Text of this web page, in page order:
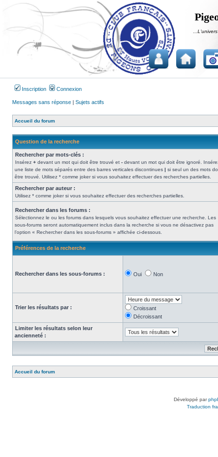
Inscription Connexion
Messages sans réponse | Sujets actifs
Accueil du forum
Question de la recherche
Rechercher par mots-clés :
Insérez + devant un mot qui doit être trouvé et - devant un mot qui doit être ignoré.
une liste de mots séparés entre des barres verticales discontinues | si seul un des mots
être trouvé. Utilisez * comme joker si vous souhaitez effectuer des recherches partielles.
Rechercher par auteur :
Utilisez * comme joker si vous souhaitez effectuer des recherches partielles.
Rechercher dans les forums :
Sélectionnez le ou les forums dans lesquels vous souhaitez effectuer une recherche. Les
sous-forums seront automatiquement inclus dans la recherche si vous ne désactivez pas
l’option « Rechercher dans les sous-forums » affichée ci-dessous.
Préférences de la recherche
Rechercher dans les sous-forums : Oui Non
Trier les résultats par :
Croissant
Décroissant
Limiter les résultats selon leur
ancienneté :
Accueil du forum
Développé par
Traduction